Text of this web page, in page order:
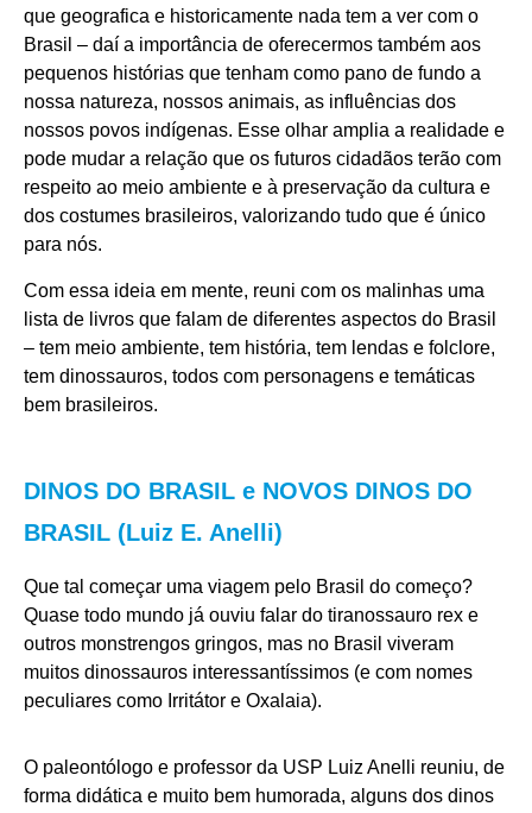
que geografica e historicamente nada tem a ver com o
Brasil – daí a importância de oferecermos também aos
pequenos histórias que tenham como pano de fundo a
nossa natureza, nossos animais, as influências dos
nossos povos indígenas. Esse olhar amplia a realidade e
pode mudar a relação que os futuros cidadãos terão com
respeito ao meio ambiente e à preservação da cultura e
dos costumes brasileiros, valorizando tudo que é único
para nós.
Com essa ideia em mente, reuni com os malinhas uma
lista de livros que falam de diferentes aspectos do Brasil
– tem meio ambiente, tem história, tem lendas e folclore,
tem dinossauros, todos com personagens e temáticas
bem brasileiros.
DINOS DO BRASIL e NOVOS DINOS DO
BRASIL (Luiz E. Anelli)
Que tal começar uma viagem pelo Brasil do começo?
Quase todo mundo já ouviu falar do tiranossauro rex e
outros monstrengos gringos, mas no Brasil viveram
muitos dinossauros interessantíssimos (e com nomes
peculiares como Irritátor e Oxalaia).
O paleontólogo e professor da USP Luiz Anelli reuniu, de
forma didática e muito bem humorada, alguns dos dinos